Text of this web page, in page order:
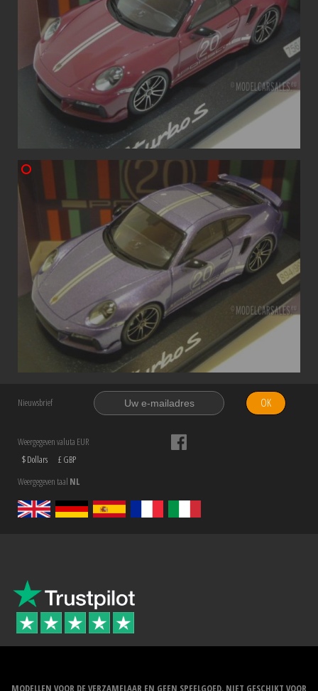
Nieuwsbrief OK
Weergegeven valuta EUR
$ Dollars
£ GBP
Weergegeven taal NL
MODELLEN VOOR DE VERZAMELAAR EN GEEN SPEELGOED. NIET GESCHIKT VOOR